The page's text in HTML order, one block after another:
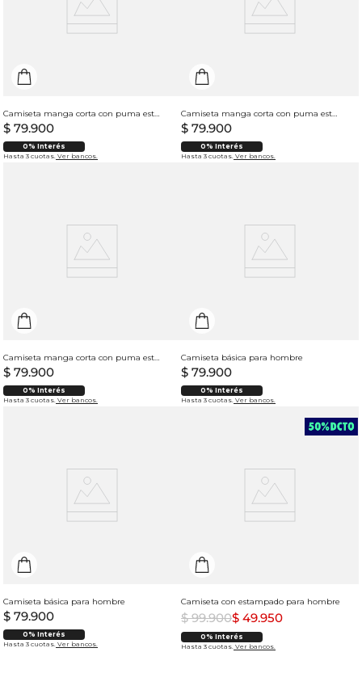
Camiseta manga corta con puma estampado para hombre
$ 79.900
0% Interés
Hasta 3 cuotas. Ver bancos.
Camiseta manga corta con puma estampado para hombre
$ 79.900
0% Interés
Hasta 3 cuotas. Ver bancos.
Camiseta manga corta con puma estampado para hombre
$ 79.900
0% Interés
Hasta 3 cuotas. Ver bancos.
Camiseta básica para hombre
$ 79.900
0% Interés
Hasta 3 cuotas. Ver bancos.
Camiseta básica para hombre
$ 79.900
0% Interés
Hasta 3 cuotas. Ver bancos.
Camiseta con estampado para hombre
$ 99.900$ 49.950
0% Interés
Hasta 3 cuotas. Ver bancos.